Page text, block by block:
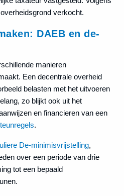
verkocht.
DAEB en de-
manieren
Een decentrale overheid
belasten met het uitvoeren
zo blijkt ook uit het
en financieren van een
.
De-minimisvrijstelling,
over een periode van drie
tot een bepaald